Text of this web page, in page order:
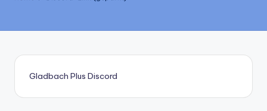
Gladbach Plus Discord